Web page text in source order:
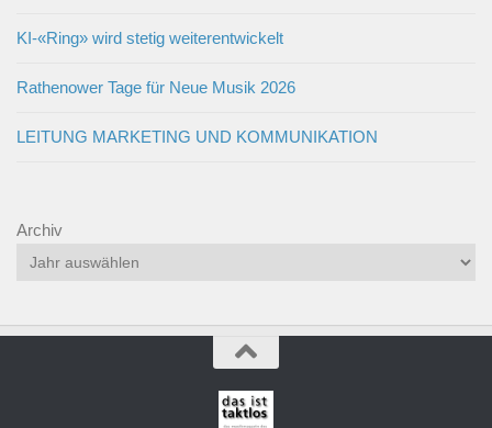
KI-«Ring» wird stetig weiterentwickelt
Rathenower Tage für Neue Musik 2026
LEITUNG MARKETING UND KOMMUNIKATION
Archiv